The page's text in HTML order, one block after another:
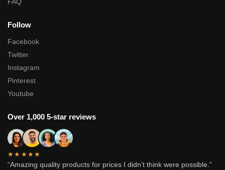
Follow
Facebook
Twitter
Instagram
Pinterest
Youtube
Over 1,000 5-star reviews
★★★★★
“Amazing quality products for prices I didn’t think were possible.”